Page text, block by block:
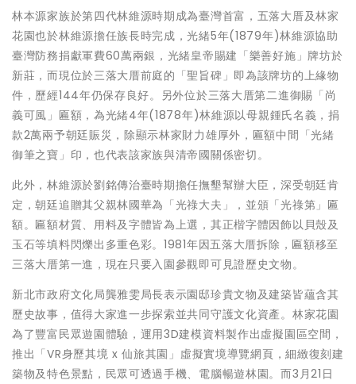
林本源家族於第四代林維源時期成為臺灣首富，五落大厝及林家
花園也於林維源擔任族長時完成，光緒5年(1879年)林維源協助
臺灣防務捐獻軍費60萬兩銀，光緒皇帝賜建「樂善好施」牌坊於
新莊，而現位於三落大厝前庭的「聖旨碑」即為該牌坊的上緣物
件，歷經144年仍保存良好。另外位於三落大厝第二進御賜「尚
義可風」匾額，為光緒4年(1878年)林維源以母親鍾氏名義，捐
款2萬兩予朝廷賑災，除顯示林家財力雄厚外，匾額中間「光緒
御筆之寶」印，也代表該家族與清帝國關係密切。
此外，林維源於劉銘傳治臺時期擔任撫墾幫辦大臣，深受朝廷肯
定，朝廷追贈其父親林國華為「光祿大夫」，並頒「光祿第」匾
額。匾額材質、用料及字體皆為上選，其正楷字體因飾以貝殼及
玉石等填料閃爍出多重色彩。1981年因五落大厝拆除，匾額移至
三落大厝第一進，現在只要入園參觀即可見證歷史文物。
新北市政府文化局龔雅雯局長表示園邸珍貴文物及建築皆蘊含其
歷史故事，值得大家進一步探索並共同守護文化資產。林家花園
為了豐富民眾遊園體驗，運用3D建模資料製作出虛擬園區空間，
推出「VR身歷其境 x 仙旅其園」虛擬實境導覽網頁，細緻復刻建
築物及特色景點，民眾可透過手機、電腦暢遊林園。而3月21日